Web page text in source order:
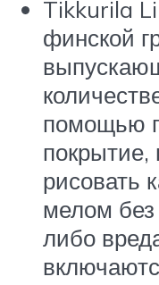
Tikkurila
финской
помощью
покрытие,
рисовать
мелом без
либо